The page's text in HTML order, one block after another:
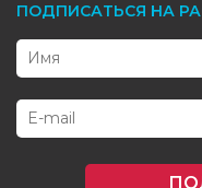
ПОДПИСАТЬСЯ НА